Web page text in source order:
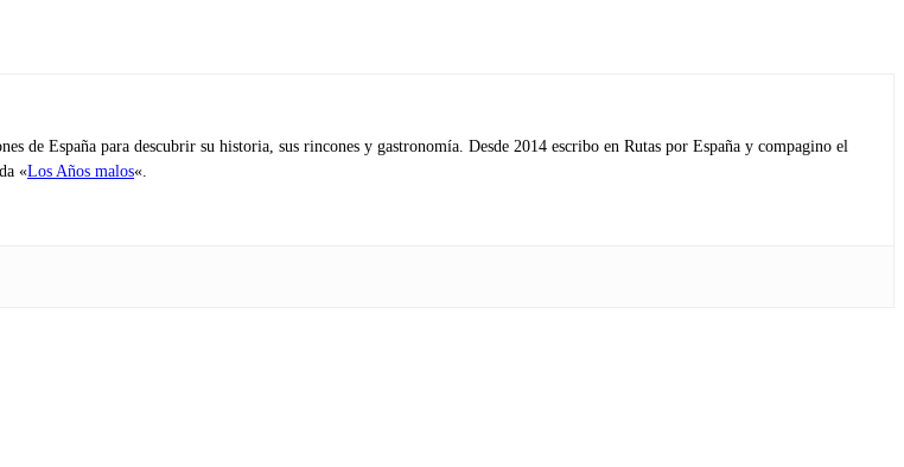
de España para descubrir su historia, sus rincones y gastronomía. Desde 2014 escribo en Rutas por España y compagino el
«Los Años malos«.